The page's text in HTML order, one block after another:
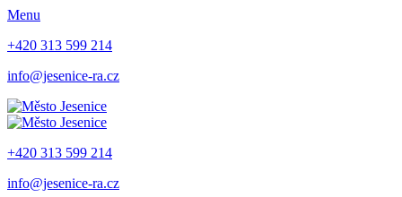
Menu
+420 313 599 214
info@jesenice-ra.cz
+420 313 599 214
info@jesenice-ra.cz